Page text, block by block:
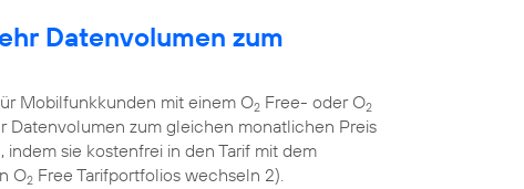
Datenvolumen zum
Mobilfunkkunden mit einem O2 Free- oder O2
Datenvolumen zum gleichen monatlichen Preis
sie kostenfrei in den Tarif mit dem
O2 Free Tarifportfolios wechseln 2).